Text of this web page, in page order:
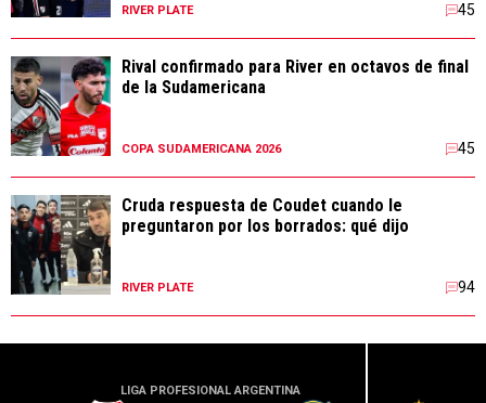
RIVER PLATE 45
Rival confirmado para River en octavos de final
de la Sudamericana
COPA SUDAMERICANA 2026 45
Cruda respuesta de Coudet cuando le
preguntaron por los borrados: qué dijo
RIVER PLATE 94
LIGA PROFESIONAL ARGENTINA